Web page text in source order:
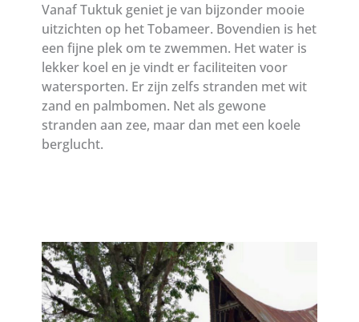
Vanaf Tuktuk geniet je van bijzonder mooie
uitzichten op het Tobameer. Bovendien is het
een fijne plek om te zwemmen. Het water is
lekker koel en je vindt er faciliteiten voor
watersporten. Er zijn zelfs stranden met wit
zand en palmbomen. Net als gewone
stranden aan zee, maar dan met een koele
berglucht.